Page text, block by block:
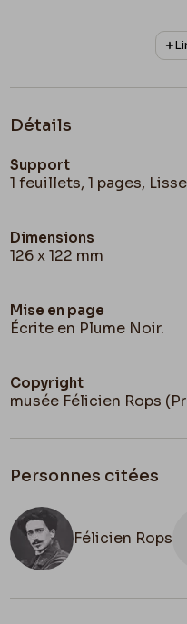
Détails
Support
1 feuillets, 1 pages,
Dimensions
126 x 122 mm
Mise en page
Écrite en Plume Noir.
Copyright
musée Félicien Rops
Personnes citées
Félicien Rops